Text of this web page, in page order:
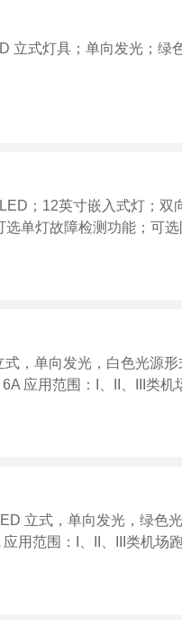
立式灯具；单向发光；绿
；12英寸嵌入式灯；双
单灯故障检测功能；可选
，单向发光，白色光源形
应用范围：I、II、III类机
立式，单向发光，绿色
用范围：I、II、III类机场